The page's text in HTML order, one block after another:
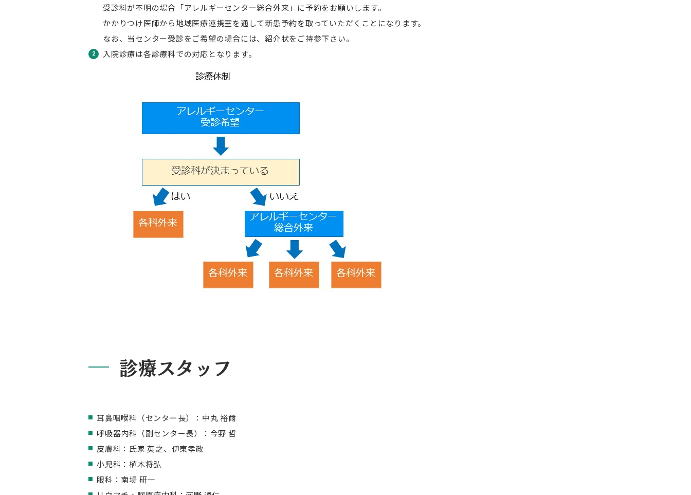
受診科が不明の場合「アレルギーセンター総合外来」に予約をお願いします。
かかりつけ医師から地域医療連携室を通して新患予約を取っていただくことになります。
なお、当センター受診をご希望の場合には、紹介状をご持参下さい。
入院診療は各診療科での対応となります。
診療スタッフ
耳鼻咽喉科（センター長）：中丸 裕爾
呼吸器内科（副センター長）：今野 哲
皮膚科：氏家 英之、伊東孝政
小児科：植木将弘
眼科：南場 研一